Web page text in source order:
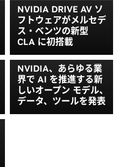
NVIDIA DRIVE AV ソ
フトウェアがメルセデ
ス・ベンツの新型
CLA に初搭載
NVIDIA、あらゆる業
界で AI を推進する新
しいオープン モデル、
データ、ツールを発表